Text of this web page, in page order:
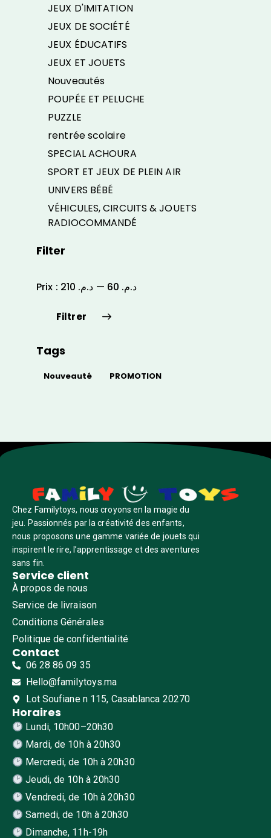
JEUX D'IMITATION
JEUX DE SOCIÉTÉ
JEUX ÉDUCATIFS
JEUX ET JOUETS
Nouveautés
POUPÉE ET PELUCHE
PUZZLE
rentrée scolaire
SPECIAL ACHOURA
SPORT ET JEUX DE PLEIN AIR
UNIVERS BÉBÉ
VÉHICULES, CIRCUITS & JOUETS
RADIOCOMMANDÉ
Filter
Filtrer
Prix : د.م. 60 — د.م. 210
Tags
Nouveauté PROMOTION
Chez Familytoys, nous croyons en la magie du
jeu. Passionnés par la créativité des enfants,
nous proposons une gamme variée de jouets qui
inspirent le rire, l’apprentissage et des aventures
sans fin.
Service client
À propos de nous
Service de livraison
Conditions Générales
Politique de confidentialité
Contact
06 28 86 09 35
Hello@familytoys.ma
Lot Soufiane n 115, Casablanca 20270
Horaires
Lundi, 10h00–20h30
Mardi, de 10h à 20h30
Mercredi, de 10h à 20h30
Jeudi, de 10h à 20h30
Vendredi, de 10h à 20h30
Samedi, de 10h à 20h30
Dimanche, 11h-19h